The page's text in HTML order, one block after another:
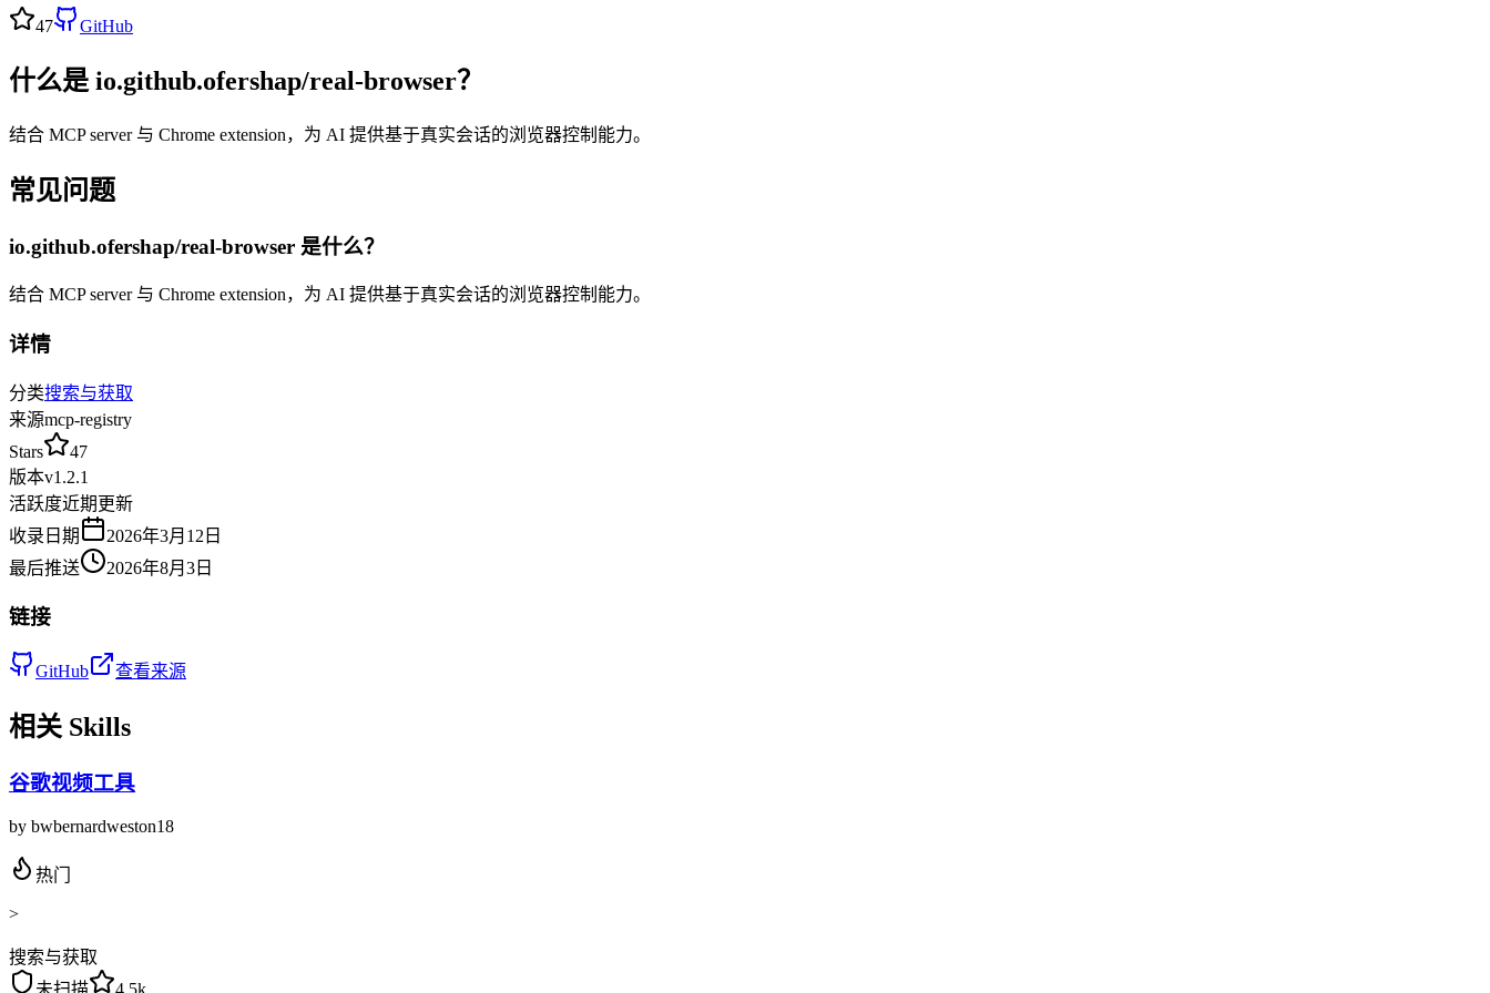
47 GitHub
什么是 io.github.ofershap/real-browser？
结合 MCP server 与 Chrome extension，为 AI 提供基于真实会话的浏览器控制能力。
常见问题
io.github.ofershap/real-browser 是什么？
结合 MCP server 与 Chrome extension，为 AI 提供基于真实会话的浏览器控制能力。
详情
分类搜索与获取
来源mcp-registry
Stars
47
版本v1.2.1
活跃度近期更新
收录日期
2026年3月12日
最后推送
2026年8月3日
链接
GitHub 查看来源
相关 Skills
谷歌视频工具
by bwbernardweston18
热门
>
搜索与获取
未扫描
4.5k